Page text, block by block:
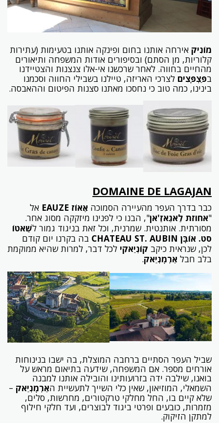
מוֹנִיק אירחה אותנו בחום ופינקה אותנו בטעימות (עתירות
קלוריות, מן הסתם) ובסיפורים אודות המשפחה ותיאורים
מהחיים בחווה. לאחר שרכשנו אי-אלו צנצנות והצטיידנו
בפַּצְפָּצִים לצרכי האריזה, טיילנו בשבילי החווה וסכמנו
בינינו, כמה טוב כי נחסכו מאתנו סצנות הפיטום וההאבסה.
DOMAINE DE LAGAJAN
כבר בדרך העפר מהעיירה הסמוכה אֶאוֹז EAUZE אל
"אחוזת לַאגַאזַ'אן", הבנו כי לפנינו מיזקקה מסוג אחר.
מסורתית. אותנטית. שמרנית, וכל זאת בניגוד גמור לשַׁאטוֹ
סט. אוֹבָּן CHATEAU ST. AUBIN בה בקרנו יום קודם
לכן, שנראית כיקב קוֹנְיַאקִי לכל דבר, למרות שהיא ממוקמת
בלב חבל אַרְמָנְיַאק.
שביל העפר הסתיים ברחבה המוצלת, בה ישבו בנינוחות
אורחים מספר. אם המשפחה, שידעה בתיאום מראש על
בואנו, שילבה ידה בזרועותינו והובילה אותנו למבנה
השמאלי, המוזיאון, שאין כלי השייך לתעשיית האַרְמָנְיַאק –
שלא קיים בו, החל מחלקי טרקטורים, מחרשות, סלים,
מזמרות, כובעים ופרטי ביגוד לבוצרים, ועד חלקי חילוף
למתקן הזיקוק.